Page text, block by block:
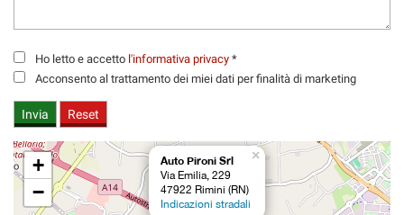
Ho letto e accetto l'informativa privacy *
Acconsento al trattamento dei miei dati per finalità di marketing
Auto Pironi Srl
Via Emilia, 229
47922 Rimini (RN)
Indicazioni stradali
×
+
−
Per
ottenere
informazioni
e
sul
funzionamento
di